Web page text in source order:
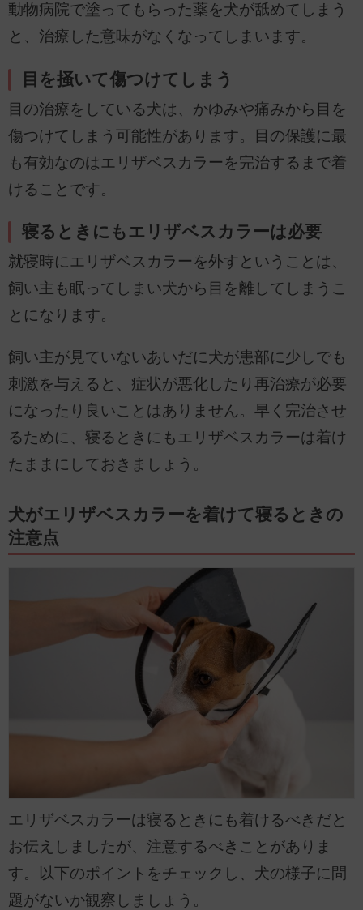
動物病院で塗ってもらった薬を犬が舐めてしまう
と、治療した意味がなくなってしまいます。
目を掻いて傷つけてしまう
目の治療をしている犬は、かゆみや痛みから目を
傷つけてしまう可能性があります。目の保護に最
も有効なのはエリザベスカラーを完治するまで着
けることです。
寝るときにもエリザベスカラーは必要
就寝時にエリザベスカラーを外すということは、
飼い主も眠ってしまい犬から目を離してしまうこ
とになります。
飼い主が見ていないあいだに犬が患部に少しでも
刺激を与えると、症状が悪化したり再治療が必要
になったり良いことはありません。早く完治させ
るために、寝るときにもエリザベスカラーは着け
たままにしておきましょう。
犬がエリザベスカラーを着けて寝るときの
注意点
エリザベスカラーは寝るときにも着けるべきだと
お伝えしましたが、注意するべきことがありま
す。以下のポイントをチェックし、犬の様子に問
題がないか観察しましょう。